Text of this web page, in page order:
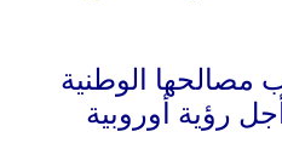
مصالحها الوطنية
رؤية أوروبية